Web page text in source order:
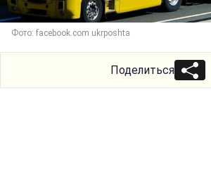
Фото: facebook.com ukrposhta
Поделиться